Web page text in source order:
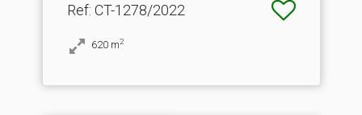
Ref: CT-1278/2022
620 m2